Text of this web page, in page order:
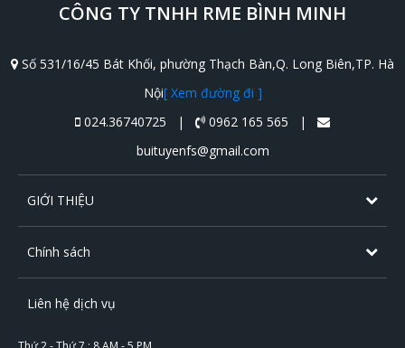
CÔNG TY TNHH RME BÌNH MINH
Số 531/16/45 Bát Khối, phường Thạch Bàn,Q. Long Biên,TP. Hà
Nội[ Xem đường đi ]
024.36740725 |
0962 165 565 |
buituyenfs@gmail.com
GIỚI THIỆU
Chính sách
Liên hệ dịch vụ